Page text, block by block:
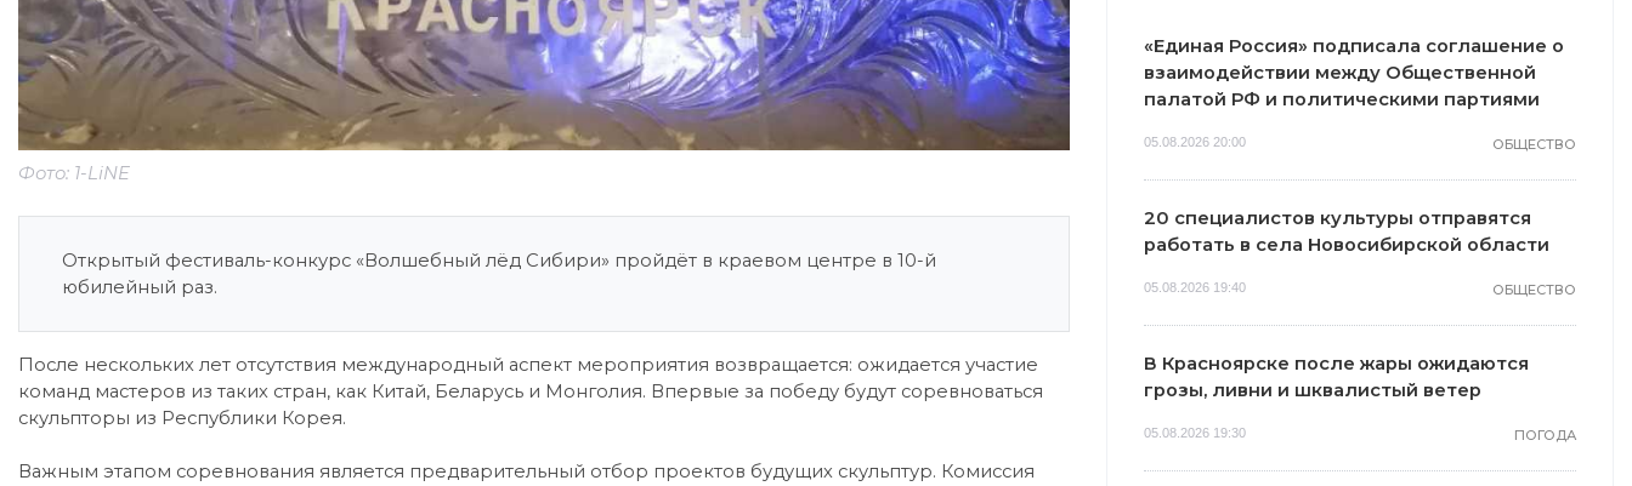
Фото: 1-LiNE
Открытый фестиваль-конкурс «Волшебный лёд Сибири» пройдёт в краевом центре в 10-й
юбилейный раз.
После нескольких лет отсутствия международный аспект мероприятия возвращается: ожидается участие
команд мастеров из таких стран, как Китай, Беларусь и Монголия. Впервые за победу будут соревноваться
скульпторы из Республики Корея.
Важным этапом соревнования является предварительный отбор проектов будущих скульптур. Комиссия
«Единая Россия» подписала соглашение о
взаимодействии между Общественной
палатой РФ и политическими партиями
05.08.2026 20:00 ОБЩЕСТВО
20 специалистов культуры отправятся
работать в села Новосибирской области
05.08.2026 19:40 ОБЩЕСТВО
В Красноярске после жары ожидаются
грозы, ливни и шквалистый ветер
05.08.2026 19:30 ПОГОДА